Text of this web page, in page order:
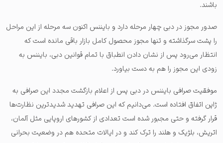
باشند.
صدور مجوز در دبی چهار مرحله دارد و بایننس اکنون سه مرحله از این مراحل
را پشت سرگذاشته و تنها مجوز محصول کامل بازار باقی مانده است که
انتظار می‌رود پس از نشان دادن انطباق با تمام قوانین دبی، بایننس به
زودی این مجوز را هم به دست بیاورد.
موفقیت صرافی بایننس در دبی پس از اعلام بازگشت مجدد این صرافی به
ژاپن اتفاق افتاده است. می‌دانیم که این صرافی تهدید شدیدترین نظارت‌ها
قرار گرفته و حتی مجبور شده است تعدادی از کشورهای اروپایی مثل آلمان،
اتریش، بلژیک و هلند را ترک کند و در ایالات متحده هم در وضعیت بحرانی